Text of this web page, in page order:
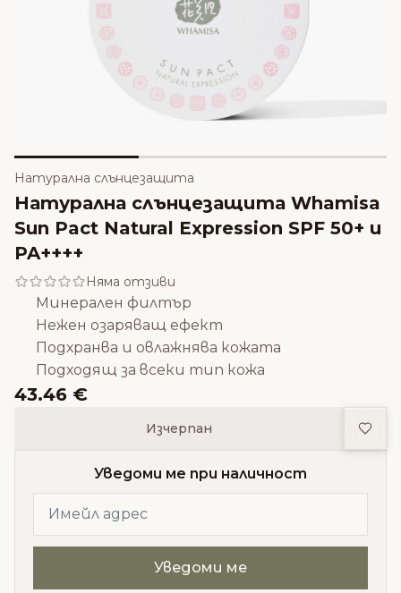
Натурална слънцезащита
Натурална слънцезащита Whamisa
Sun Pact Natural Expression SPF 50+ и
PA++++
Няма отзиви
Минерален филтър
Нежен озаряващ ефект
Подхранва и овлажнява кожата
Подходящ за всеки тип кожа
43.46 €
Изчерпан
Уведоми ме при наличност